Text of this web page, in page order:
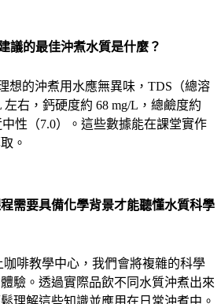
議的最佳沖煮水質是什麼？
想的沖煮用水應無異味，TDS（總溶
左右，鈣硬度約 68 mg/L，總鹼度約
性（7.0）。這些數據能在課堂實作
。
需要具備化學背景才能聽懂水質科學
啡教學中心，我們會將複雜的科學
驗。透過實際品飲不同水質沖煮出來